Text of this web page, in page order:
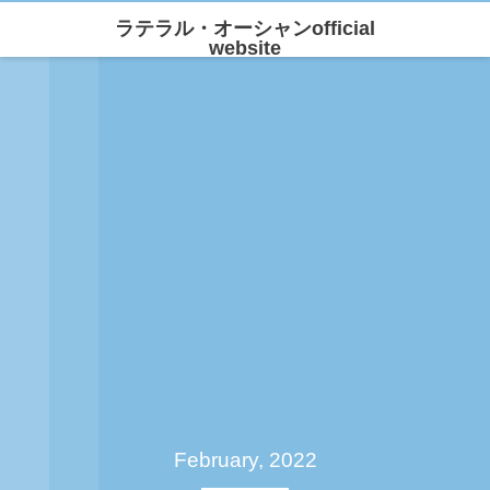
ラテラル・オーシャンofficial
website
February, 2022